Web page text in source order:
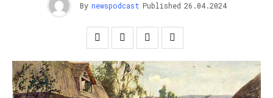
By newspodcast Published 26.04.2024